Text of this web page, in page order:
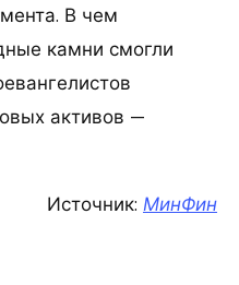
В чем
камни смогли
активов —
Источник: МинФин